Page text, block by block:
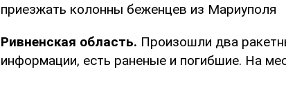
приезжать колонны беженцев из Мариуполя
Ривненская область. Произошли два
информации, есть раненые и погибшие. На